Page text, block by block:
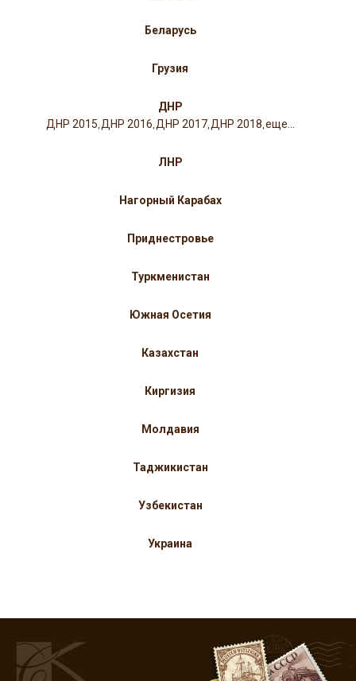
Беларусь
Грузия
ДНР
ДНР 2015,ДНР 2016,ДНР 2017,ДНР 2018,еще...
ЛНР
Нагорный Карабах
Приднестровье
Туркменистан
Южная Осетия
Казахстан
Киргизия
Молдавия
Таджикистан
Узбекистан
Украина